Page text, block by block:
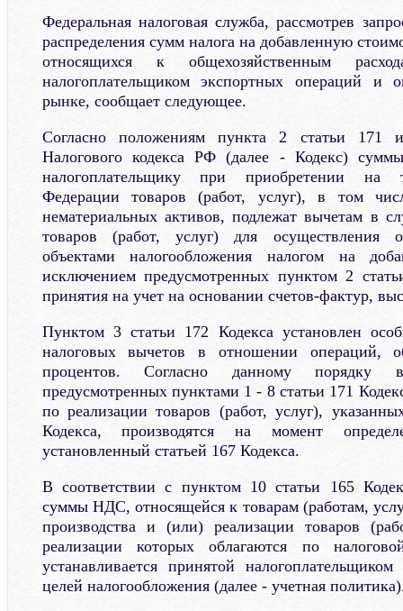
Федеральная налоговая служба, рассмотрев
распределения сумм налога на добавленную
относящихся к общехозяйственным
налогоплательщиком экспортных операций и
рынке, сообщает следующее.
Согласно положениям пункта 2 статьи 171
Налогового кодекса РФ (далее - Кодекс)
налогоплательщику при приобретении на
Федерации товаров (работ, услуг), в том
нематериальных активов, подлежат вычетам в
товаров (работ, услуг) для осуществления
объектами налогообложения налогом на
исключением предусмотренных пунктом 2
принятия на учет на основании счетов-фактур,
Пунктом 3 статьи 172 Кодекса установлен
налоговых вычетов в отношении операций,
процентов. Согласно данному порядку
предусмотренных пунктами 1 - 8 статьи 171
по реализации товаров (работ, услуг),
Кодекса, производятся на момент
установленный статьей 167 Кодекса.
В соответствии с пунктом 10 статьи 165
суммы НДС, относящейся к товарам (работам,
производства и (или) реализации товаров
реализации которых облагаются по
устанавливается принятой
целей налогообложения (далее - учетная